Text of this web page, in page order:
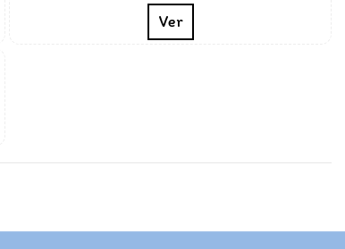
Ver